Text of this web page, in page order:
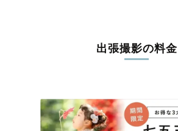
出張撮影の料金